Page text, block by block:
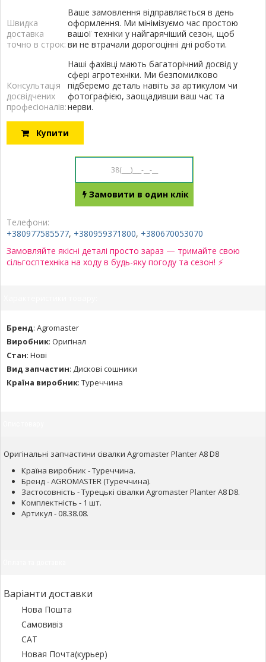
Швидка
доставка
точно в строк:
Ваше замовлення відправляється в день
оформлення. Ми мінімізуємо час простою
вашої техніки у найгарячіший сезон, щоб
ви не втрачали дорогоцінні дні роботи.
Консультація
досвідчених
професіоналів:
Наші фахівці мають багаторічний досвід у
сфері агротехніки. Ми безпомилково
підберемо деталь навіть за артикулом чи
фотографією, заощадивши ваш час та
нерви.
Купити
Замовити в один клік
Телефони:
+380977585577, +380959371800, +380670053070
Замовляйте якісні деталі просто зараз — тримайте свою
сільгосптехніка на ходу в будь-яку погоду та сезон! ⚡
Бренд: Agromaster
Виробник: Оригінал
Стан: Нові
Вид запчастин: Дискові сошники
Країна виробник: Туреччина
Оригінальні запчастини сівалки Agromaster Planter A8 D8
Країна виробник - Туреччина.
Бренд - AGROMASTER (Туреччина).
Застосовність - Турецькі сівалки Agromaster Planter A8 D8.
Комплектність - 1 шт.
Артикул - 08.38.08.
Варіанти доставки
Нова Пошта
Самовивіз
САТ
Новая Почта(курьер)